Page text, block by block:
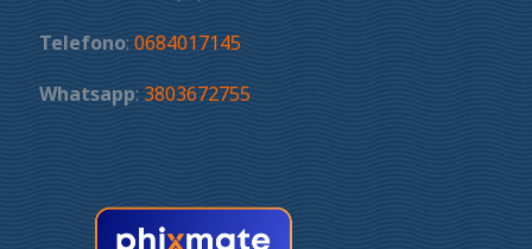
Telefono: 0684017145
Whatsapp: 3803672755